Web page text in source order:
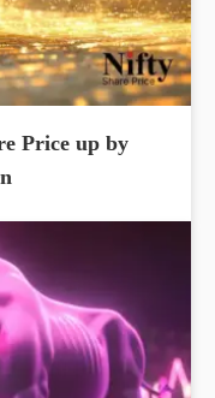
Price up by